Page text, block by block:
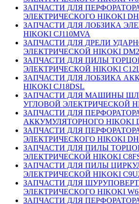
ЗАПЧАСТИ ДЛЯ
ЭЛЕКТРИЧЕСКОГО HIKOKI
ЗАПЧАСТИ ДЛЯ ЛОБЗИКА
HIKOKI CJ110MVA
ЗАПЧАСТИ ДЛЯ ДРЕЛИ
ЭЛЕКТРИЧЕСКОЙ HIKOKI
ЗАПЧАСТИ ДЛЯ ПИЛЫ
ЭЛЕКТРИЧЕСКОЙ HIKOKI
ЗАПЧАСТИ ДЛЯ ЛОБЗИКА
HIKOKI CJ18DSL
ЗАПЧАСТИ ДЛЯ МАШИНЫ
УГЛОВОЙ ЭЛЕКТРИЧЕСКОЙ
ЗАПЧАСТИ ДЛЯ
АККУМУЛЯТОРНОГО HIKOKI
ЗАПЧАСТИ ДЛЯ
ЭЛЕКТРИЧЕСКОГО HIKOKI
ЗАПЧАСТИ ДЛЯ ПИЛЫ
ЭЛЕКТРИЧЕСКОЙ HIKOKI
ЗАПЧАСТИ ДЛЯ ПИЛЫ
ЭЛЕКТРИЧЕСКОЙ HIKOKI
ЗАПЧАСТИ ДЛЯ
ЭЛЕКТРИЧЕСКОГО HIKOKI
ЗАПЧАСТИ ДЛЯ